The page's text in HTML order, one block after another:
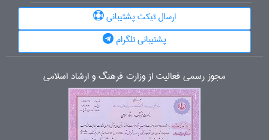
ارسال تیکت پشتیبانی
پشتیبانی تلگرام
مجوز رسمی فعالیت از وزارت فرهنگ و ارشاد اسلامی